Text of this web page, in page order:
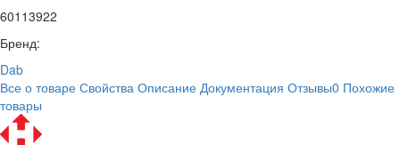
60113922
Бренд:
Dab
Все о товаре Свойства Описание Документация Отзывы0 Похожие
товары